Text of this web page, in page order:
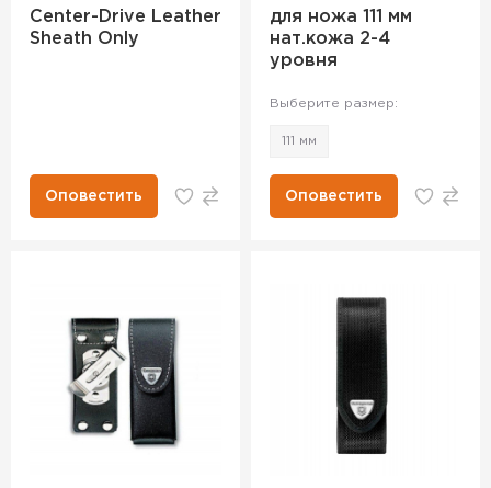
Center-Drive Leather
Sheath Only
Оповестить
для ножа 111 мм
нат.кожа 2-4
уровня
Выберите размер:
111 мм
Оповестить